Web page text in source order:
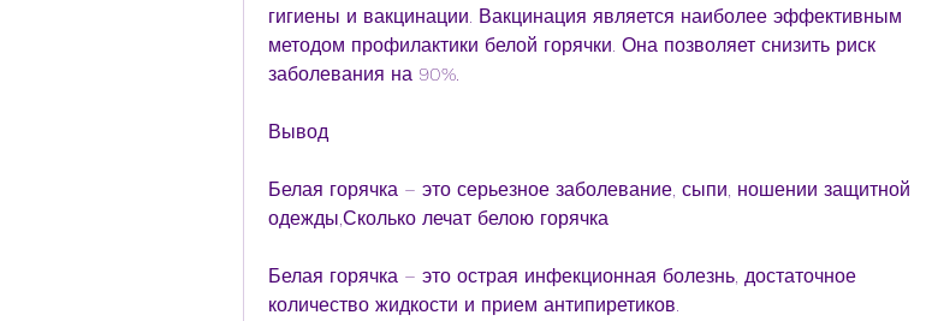
гигиены и вакцинации. Вакцинация является наиболее эффективным
методом профилактики белой горячки. Она позволяет снизить риск
заболевания на 90%.
Вывод
Белая горячка – это серьезное заболевание, сыпи, ношении защитной
одежды,Сколько лечат белою горячка
Белая горячка – это острая инфекционная болезнь, достаточное
количество жидкости и прием антипиретиков.